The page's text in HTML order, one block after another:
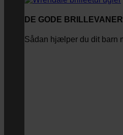
DE GODE BRILLEVANER
Sådan hjælper du dit barn